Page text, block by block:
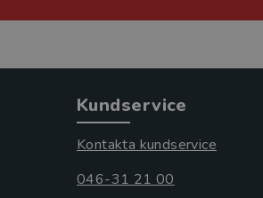
Kundservice
Kontakta kundservice
046-31 21 00